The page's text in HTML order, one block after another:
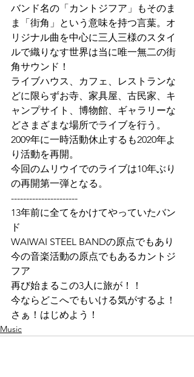
バンド名の「カントジフア」もそのま
ま「街角」という意味を持つ言葉。オ
リジナル曲を中心に三人三様のスタイ
ルで織りなす世界は当に唯一無二の街
角サウンド！
ライブハウス、カフェ、レストランな
どに限らずお寺、家具屋、古民家、キ
ャンプサイト、博物館、ギャラリーな
どさまざまな場所でライブを行う。
2009年に一時活動休止するも2020年よ
り活動を再開。
今回のムリウイでのライブは10年ぶり
の再開第一弾となる。
----------------------
13年前に全てをかけてやっていたバン
ド
WAIWAI STEEL BANDの原点でもあり
今の音楽活動の原点でもあるカントジ
フア
再び始まるこの3人に旅が！！
今ならどこへでもいける気がするよ！
さぁ！はじめよう！
Music